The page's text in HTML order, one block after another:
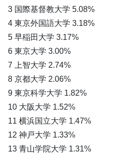
3 国際基督教大学 5.08%
4 東京外国語大学 3.18%
5 早稲田大学 3.17%
6 東京大学 3.00%
7 上智大学 2.74%
8 京都大学 2.06%
9 東京科学大学 1.82%
10 大阪大学 1.52%
11 横浜国立大学 1.47%
12 神戸大学 1.33%
13 青山学院大学 1.31%